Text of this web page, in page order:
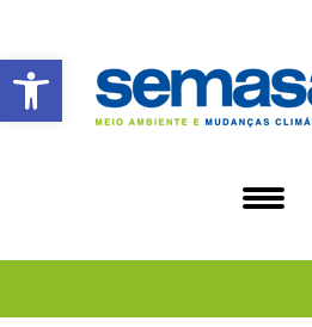
Abrir a barra de ferramentas